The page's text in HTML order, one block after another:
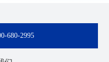
680-2995